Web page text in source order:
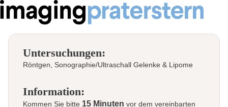
Untersuchungen:
Röntgen, Sonographie/Ultraschall Gelenke & Lipome
Information:
Kommen Sie bitte 15 Minuten vor dem vereinbarten